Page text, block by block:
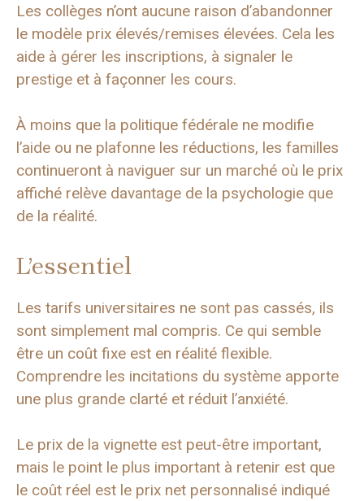
Les collèges n’ont aucune raison d’abandonner
le modèle prix élevés/remises élevées. Cela les
aide à gérer les inscriptions, à signaler le
prestige et à façonner les cours.
À moins que la politique fédérale ne modifie
l’aide ou ne plafonne les réductions, les familles
continueront à naviguer sur un marché où le prix
affiché relève davantage de la psychologie que
de la réalité.
L’essentiel
Les tarifs universitaires ne sont pas cassés, ils
sont simplement mal compris. Ce qui semble
être un coût fixe est en réalité flexible.
Comprendre les incitations du système apporte
une plus grande clarté et réduit l’anxiété.
Le prix de la vignette est peut-être important,
mais le point le plus important à retenir est que
le coût réel est le prix net personnalisé indiqué